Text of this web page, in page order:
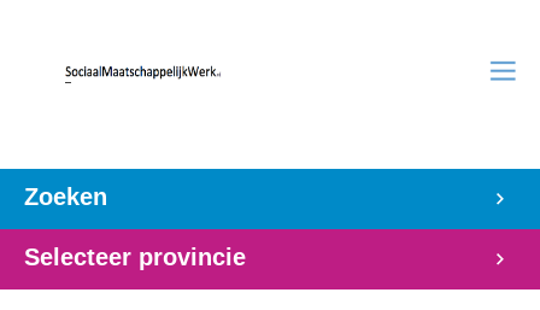
Zoeken
Selecteer provincie